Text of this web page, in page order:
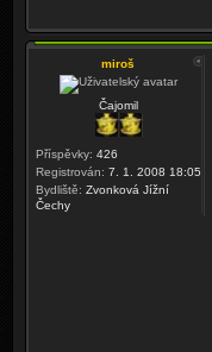
miroš
Čajomil
Příspěvky: 426
Registrován: 7. 1. 2008 18:05
Bydliště: Zvonková Jížní
Čechy